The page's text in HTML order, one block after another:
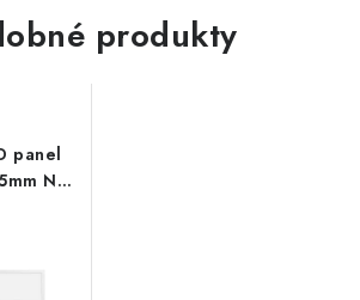
produkty
panel
NW